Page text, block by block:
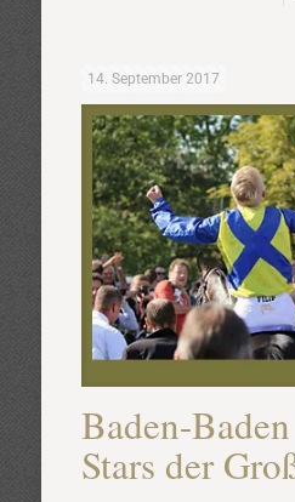
14. September 2017
Baden-
Stars der